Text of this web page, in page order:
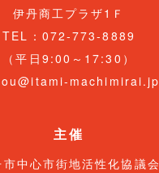
伊丹商工プラザ1Ｆ
TEL：072-773-8889
（平日9:00～17:30）
machimirai.jp
主催
市中心市街地活性化協議会